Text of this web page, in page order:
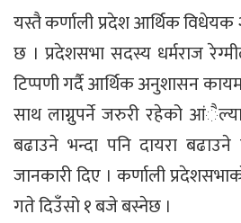
यस्तै कर्णाली प्रदेश आर्थिक
छ । प्रदेशसभा सदस्य धर्मराज
टिप्पणी गर्दै आर्थिक अनुशासन
साथ लाग्नुपर्ने जरुरी रहेको
बढाउने भन्दा पनि दायरा
जानकारी दिए । कर्णाली
गते दिउँसो १ बजे बस्नेछ ।